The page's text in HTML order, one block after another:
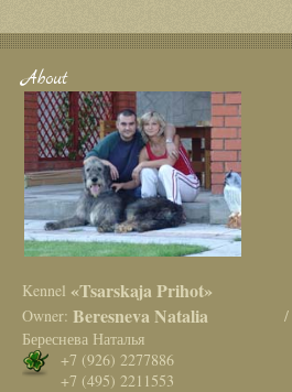
About
Kennel «Tsarskaja Prihot»
Owner: Beresneva Natalia /
Береснева Наталья
+7 (926) 2277886
+7 (495) 2211553